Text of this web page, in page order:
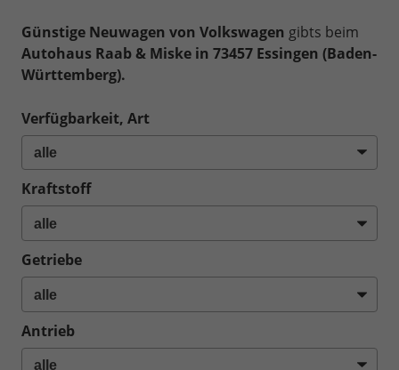
Günstige Neuwagen von Volkswagen gibts beim
Autohaus Raab & Miske in 73457 Essingen (Baden-
Württemberg).
Verfügbarkeit, Art
Kraftstoff
Getriebe
Antrieb